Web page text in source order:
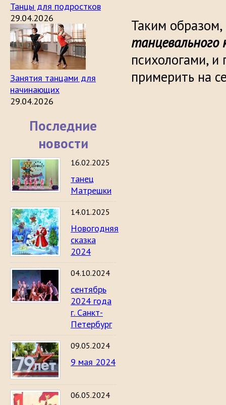
Танцы для подростков
29.04.2026
Занятия танцами для
начинающих
29.04.2026
Последние
новости
16.02.2025
танец
Матрешки
14.01.2025
Новогодняя
сказка
2024
04.10.2024
сентябрь
2024 года
г. Санкт-
Петербург
09.05.2024
9 мая 2024
06.05.2024
Таким
танцевального
психологами,
примерить на